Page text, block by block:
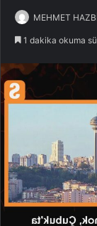
MEHMET
1 dakika okuma